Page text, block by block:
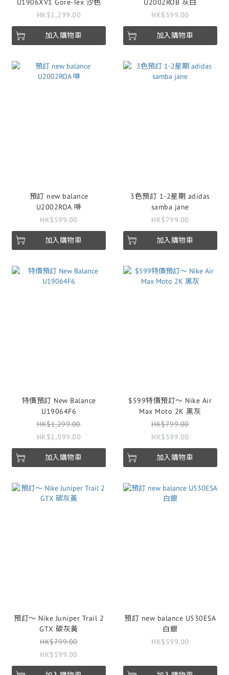
U1906XV1 Gore-Tex 沙色
HK$1,299.00
加入購物車
U2002ROB 灰白
HK$599.00
加入購物車
預訂 new balance
U2002ROA 啡
HK$599.00
加入購物車
3色預訂 1-2星期 adidas
samba jane
HK$799.00
加入購物車
特價預訂 New Balance
U19064F6
HK$1,299.00
HK$1,099.00
加入購物車
$599特價預訂～ Nike Air
Max Moto 2K 黑灰
HK$799.00
HK$599.00
加入購物車
預訂～ Nike Juniper Trail 2
GTX 碳灰黃
HK$799.00
HK$599.00
預訂 new balance U530ESA
白銀
HK$599.00